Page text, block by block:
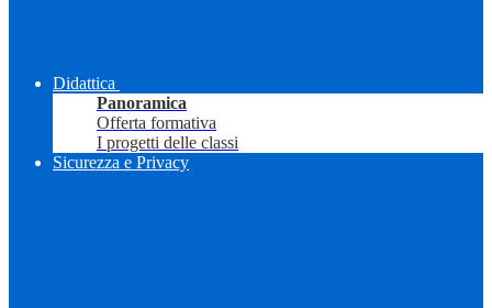
Didattica
Panoramica
Offerta formativa
I progetti delle classi
Sicurezza e Privacy